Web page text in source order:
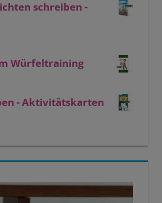
schreiben -
Würfeltraining
- Aktivitätskarten